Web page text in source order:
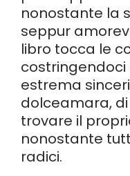
nonostante la
seppur
libro tocca le
estrema
dolceamara,
trovare il
nonostante
radici.